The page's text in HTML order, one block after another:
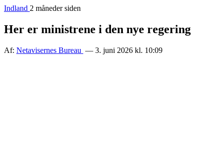
Indland 2 måneder siden
Her er ministrene i den nye regering
Af: Netavisernes Bureau — 3. juni 2026 kl. 10:09